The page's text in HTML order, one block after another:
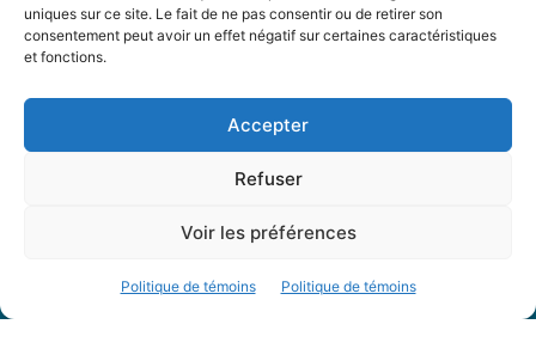
uniques sur ce site. Le fait de ne pas consentir ou de retirer son
consentement peut avoir un effet négatif sur certaines caractéristiques
et fonctions.
Accepter
Refuser
Voir les préférences
Politique de témoins Politique de témoins
Archives
PDF Magazines
À propos
Notre équipe